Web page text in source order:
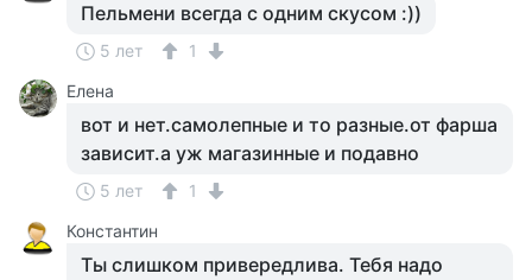
Пельмени всегда с одним скусом :))
5 лет
1
Елена
вот и нет.самолепные и то разные.от фарша
зависит.а уж магазинные и подавно
5 лет
1
Константин
Ты слишком привередлива. Тебя надо